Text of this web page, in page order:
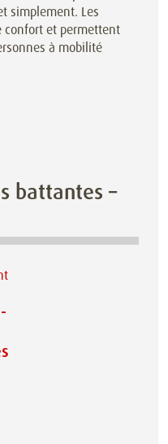
simplement. Les
confort et permettent
à mobilité
battantes –